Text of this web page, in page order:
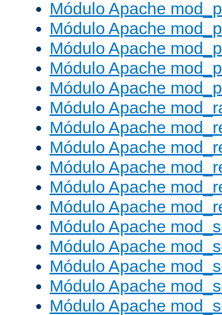
Módulo Apache
Módulo Apache
Módulo Apache
Módulo Apache
Módulo Apache
Módulo Apache
Módulo Apache
Módulo Apache
Módulo Apache
Módulo Apache
Módulo Apache
Módulo Apache
Módulo Apache
Módulo Apache
Módulo Apache
Módulo Apache